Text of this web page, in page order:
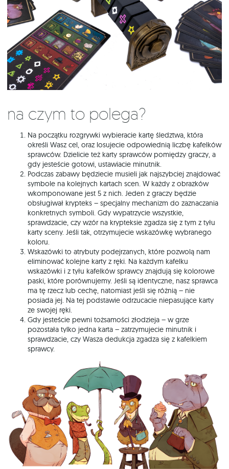
Na czym to polega?
Na początku rozgrywki wybieracie kartę śledztwa, która
określi Wasz cel, oraz losujecie odpowiednią liczbę kafelków
sprawców. Dzielicie też karty sprawców pomiędzy graczy, a
gdy jesteście gotowi, ustawiacie minutnik.
Podczas zabawy będziecie musieli jak najszybciej znajdować
symbole na kolejnych kartach scen. W każdy z obrazków
wkomponowane jest 5 z nich. Jeden z graczy będzie
obsługiwał krypteks – specjalny mechanizm do zaznaczania
konkretnych symboli. Gdy wypatrzycie wszystkie,
sprawdzacie, czy wzór na krypteksie zgadza się z tym z tyłu
karty sceny. Jeśli tak, otrzymujecie wskazówkę wybranego
koloru.
Wskazówki to atrybuty podejrzanych, które pozwolą nam
eliminować kolejne karty z ręki. Na każdym kafelku
wskazówki i z tyłu kafelków sprawcy znajdują się kolorowe
paski, które porównujemy. Jeśli są identyczne, nasz sprawca
ma tę rzecz lub cechę, natomiast jeśli się różnią – nie
posiada jej. Na tej podstawie odrzucacie niepasujące karty
ze swojej ręki.
Gdy jesteście pewni tożsamości złodzieja – w grze
pozostała tylko jedna karta – zatrzymujecie minutnik i
sprawdzacie, czy Wasza dedukcja zgadza się z kafelkiem
sprawcy.